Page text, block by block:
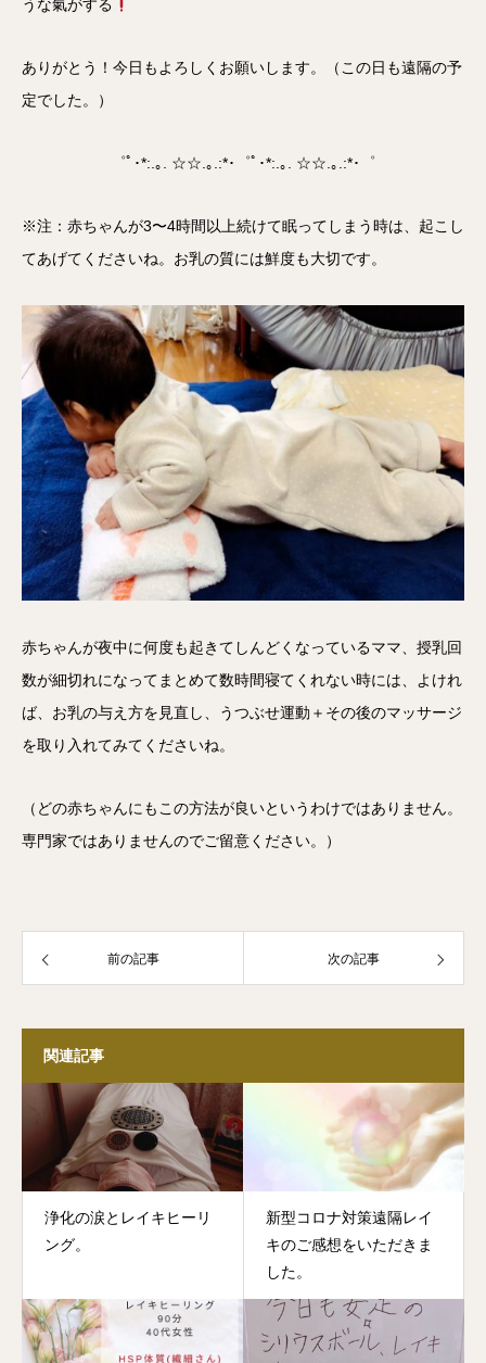
うな氣がする
ありがとう！今日もよろしくお願いします。（この日も遠隔の予
定でした。）
゜ﾟ･*:.｡. ☆☆.｡.:*･゜ﾟ･*:.｡. ☆☆.｡.:*･゜
※注：赤ちゃんが3〜4時間以上続けて眠ってしまう時は、起こし
てあげてくださいね。お乳の質には鮮度も大切です。
赤ちゃんが夜中に何度も起きてしんどくなっているママ、授乳回
数が細切れになってまとめて数時間寝てくれない時には、よけれ
ば、お乳の与え方を見直し、うつぶせ運動＋その後のマッサージ
を取り入れてみてくださいね。
（どの赤ちゃんにもこの方法が良いというわけではありません。
専門家ではありませんのでご留意ください。）
前の記事 次の記事
関連記事
浄化の涙とレイキヒーリ
ング。
新型コロナ対策遠隔レイ
キのご感想をいただきま
した。